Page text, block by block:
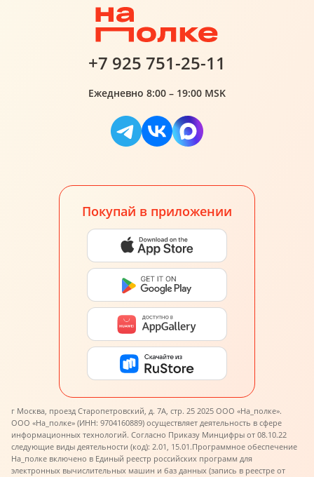
+7 925 751-25-11
Ежедневно 8:00 – 19:00 MSK
Покупай в приложении
г Москва, проезд Старопетровский, д. 7А, стр. 25 2025 ООО «На_полке».
ООО «На_полке» (ИНН: 9704160889) осуществляет деятельность в сфере
информационных технологий. Согласно Приказу Минцифры от 08.10.22
следующие виды деятельности (код): 2.01, 15.01.Программное обеспечение
На_полке включено в Единый реестр российских программ для
электронных вычислительных машин и баз данных (запись в реестре от